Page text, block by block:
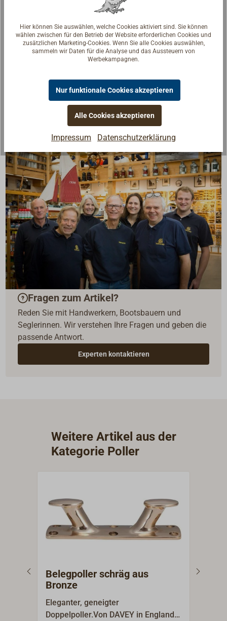
Beschreibung
Funktioneller Poller zum Aufschweißen aus
Mit sauber verschweißtem durchgehenden Steg.
AufschweißpollerohneGrundplatte.
Fragen zum Artikel?
Reden Sie mit Handwerkern, Bootsbauern und
Seglerinnen. Wir verstehen Ihre Fragen und geben die
passende Antwort.
Experten kontaktieren
Weitere Artikel aus der
Kategorie Poller
Belegpoller schräg aus
Bronze
Eleganter, geneigter
Doppelpoller.Von DAVEY in England
Hier können Sie auswählen, welche Cookies aktiviert sind. Sie können
wählen zwischen für den Betrieb der Website erforderlichen Cookies und
zusätzlichen Marketing-Cookies. Wenn Sie alle Cookies auswählen,
sammeln wir Daten für die Analyse und das Aussteuern von
Werbekampagnen.
Nur funktionale Cookies akzeptieren
Alle Cookies akzeptieren
Impressum Datenschutzerklärung